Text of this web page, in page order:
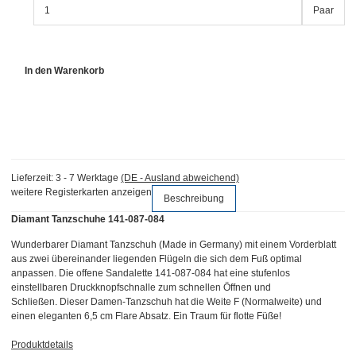
Paar
In den Warenkorb
Lieferzeit: 3 - 7 Werktage (DE - Ausland abweichend)
weitere Registerkarten anzeigen
Beschreibung
Diamant Tanzschuhe 141-087-084
Wunderbarer Diamant Tanzschuh (Made in Germany) mit einem Vorderblatt
aus zwei übereinander liegenden Flügeln die sich dem Fuß optimal
anpassen. Die offene Sandalette 141-087-084 hat eine stufenlos
einstellbaren Druckknopfschnalle zum schnellen Öffnen und
Schließen. Dieser Damen-Tanzschuh hat die Weite F (Normalweite) und
einen eleganten 6,5 cm Flare Absatz. Ein Traum für flotte Füße!
Produktdetails